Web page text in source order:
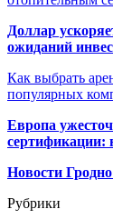
Доллар
ожиданий
Как выбрать
популярных
Европа
сертификации:
Новости
Рубрики